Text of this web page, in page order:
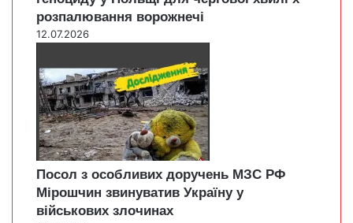
розпалювання ворожнечі
12.07.2026
Посол з особливих доручень МЗС РФ
Мірошчин звинуватив Україну у
військових злочинах